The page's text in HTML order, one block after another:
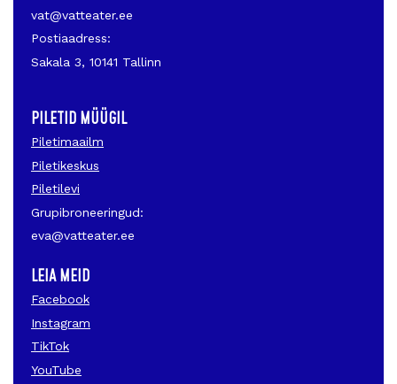
vat@vatteater.ee
Postiaadress:
Sakala 3, 10141 Tallinn
PILETID MÜÜGIL
Piletimaailm
Piletikeskus
Piletilevi
Grupibroneeringud:
eva@vatteater.ee
LEIA MEID
Facebook
Instagram
TikTok
YouTube